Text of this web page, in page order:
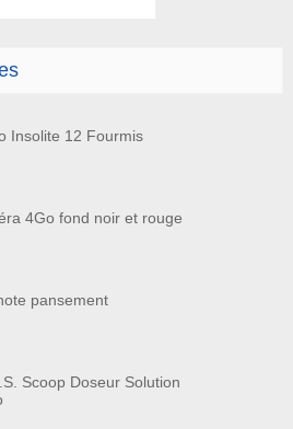
Insolite 12 Fourmis
4Go fond noir et rouge
pansement
Scoop Doseur Solution